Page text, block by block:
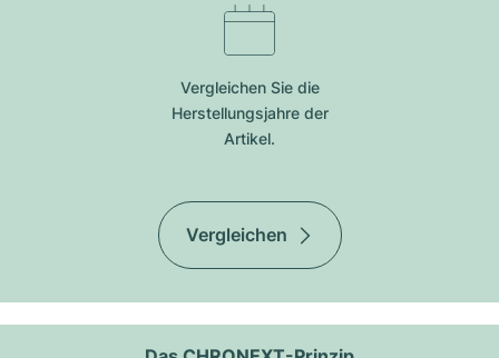
Vergleichen Sie die
Herstellungsjahre der
Artikel.
Vergleichen